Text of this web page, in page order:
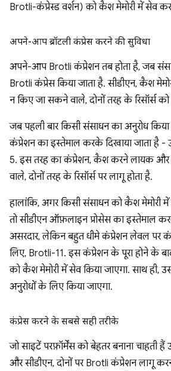
Brotli-कंप्रेस्ड वर्शन) को कैश मेमोरी में सेव
अपने-आप ब्रॉटली कंप्रेस करने की सुविधा
अपने-आप Brotli कंप्रेशन तब होता है, जब
Brotli कंप्रेस किया जाता है. सीडीएन, कैश
न किए जा सकने वाले, दोनों तरह के रिसॉर्स
जब पहली बार किसी संसाधन का अनुरोध किया
कंप्रेशन का इस्तेमाल करके दिखाया जाता है
5. इस तरह का कंप्रेशन, कैश करने लायक
वाले, दोनों तरह के रिसॉर्स पर लागू होता है.
हालांकि, अगर किसी संसाधन को कैश मेमोरी
तो सीडीएन ऑफ़लाइन प्रोसेस का इस्तेमाल
असरदार, लेकिन बहुत धीमे कंप्रेशन लेवल पर
लिए, Brotli-11. इस कंप्रेशन के पूरा होने के
को कैश मेमोरी में सेव किया जाएगा. साथ ही,
अनुरोधों के लिए किया जाएगा.
कंप्रेस करने के सबसे सही तरीके
जो साइटें परफ़ॉर्मेंस को बेहतर बनाना चाहती
और सीडीएन, दोनों पर Brotli कंप्रेशन लागू